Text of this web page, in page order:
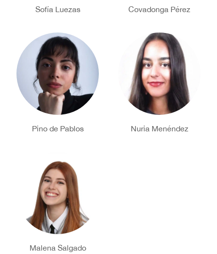
Sofía Luezas Covadonga Pérez
Pino de Pablos Nuria Menéndez
Malena Salgado